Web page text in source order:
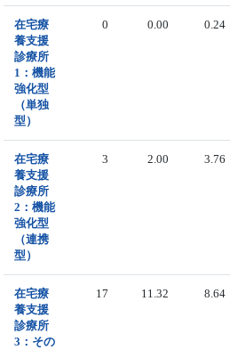
在宅療
養支援
診療所
1：機能
強化型
（単独
型）
0 0.00 0.24
在宅療
養支援
診療所
2：機能
強化型
（連携
型）
3 2.00 3.76
在宅療
養支援
診療所
3：その
17 11.32 8.64